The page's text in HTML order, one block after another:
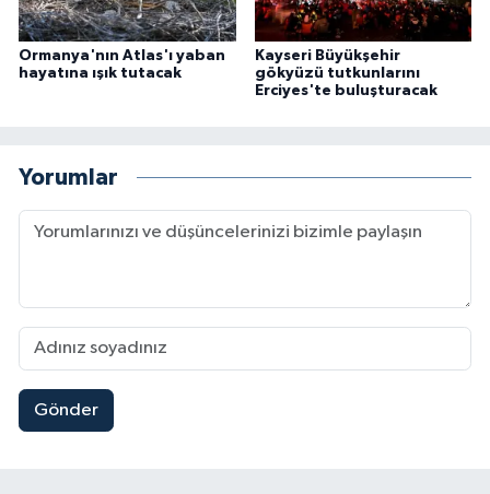
Ormanya'nın Atlas'ı yaban
hayatına ışık tutacak
Kayseri Büyükşehir
gökyüzü tutkunlarını
Erciyes'te buluşturacak
Yorumlar
Gönder